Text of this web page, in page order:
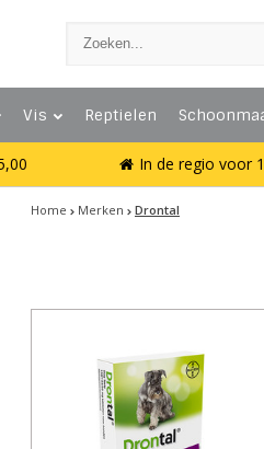
Vis Reptielen
In de regio voor
Home Merken Drontal